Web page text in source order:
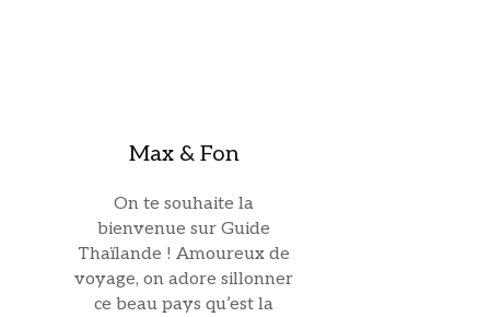
Max & Fon
On te souhaite la
bienvenue sur Guide
Thaïlande ! Amoureux de
voyage, on adore sillonner
ce beau pays qu’est la